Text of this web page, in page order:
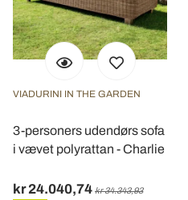
VIADURINI IN THE GARDEN
3-personers udendørs sofa
i vævet polyrattan - Charlie
kr 24.040,74 kr 34.343,93